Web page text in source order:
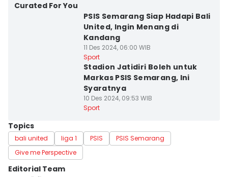
Curated For You
PSIS Semarang Siap Hadapi Bali
United, Ingin Menang di
Kandang
11 Des 2024, 06:00 WIB
Sport
Stadion Jatidiri Boleh untuk
Markas PSIS Semarang, Ini
Syaratnya
10 Des 2024, 09:53 WIB
Sport
Topics
bali united liga 1 PSIS
PSIS Semarang
Give me Perspective
Editorial Team